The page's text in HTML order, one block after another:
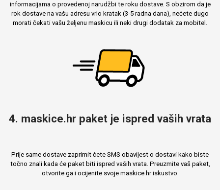
informacijama o provedenoj narudžbi te roku dostave. S obzirom da je
rok dostave na vašu adresu vrlo kratak (3-5 radna dana), nećete dugo
morati čekati vašu željenu maskicu ili neki drugi dodatak za mobitel.
4. maskice.hr paket je ispred vaših vrata
Prije same dostave zaprimit ćete SMS obavijest o dostavi kako biste
točno znali kada će paket biti ispred vaših vrata. Preuzmite vaš paket,
otvorite ga i ocijenite svoje maskice.hr iskustvo.